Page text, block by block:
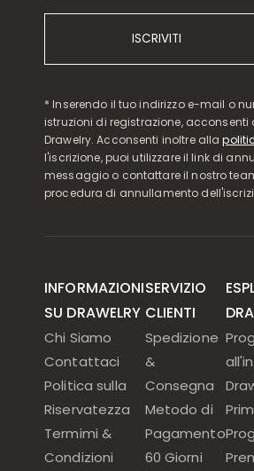
ISCRIVITI
* Inserendo il tuo indirizzo e-mail o
istruzioni di registrazione,
Drawelry. Acconsenti inoltre alla
l'iscrizione, puoi utilizzare il link di
messaggio o contattare il nostro
procedura di annullamento
INFORMAZIONI
SU DRAWELRY
Chi Siamo
Contattaci
Politica sulla
Riservatezza
Termimi &
Condizioni
SERVIZIO
CLIENTI
Spedizione
&
Consegna
Metodo di
Pagamento
60 Giorni